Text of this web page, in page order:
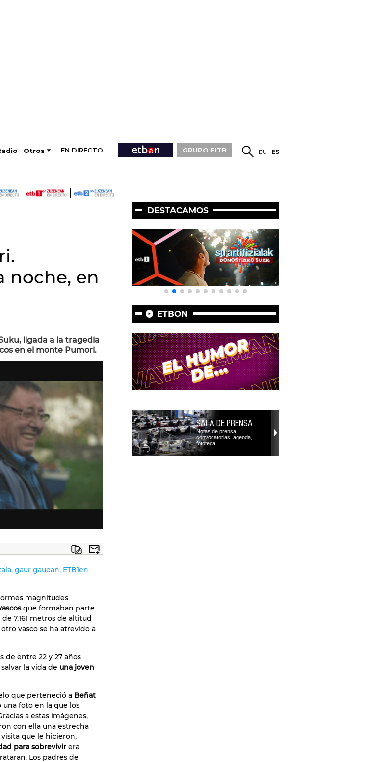
Otros EN DIRECTO GRUPO EITB EU ES
noche, en
ligada a la tragedia
en el monte Pumori.
gaur gauean, ETB1en
magnitudes
que formaban parte
7.161 metros de altitud
vasco se ha atrevido a
de entre 22 y 27 años
la vida de una joven
que perteneció a Beñat
una foto en la que los
a estas imágenes,
con ella una estrecha
que le hicieron,
para sobrevivir era
Los padres de
DESTACAMOS
ETBON
SALA DE PRENSA
Notas de prensa,
convocatorias, agenda,
fototeca,…